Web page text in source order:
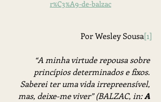
r%C3%A9-de-balzac
Por Wesley Sousa[1]
“A minha virtude repousa sobre
princípios determinados e fixos.
Saberei ter uma vida irrepreensível,
mas, deixe-me viver” (BALZAC, in: A